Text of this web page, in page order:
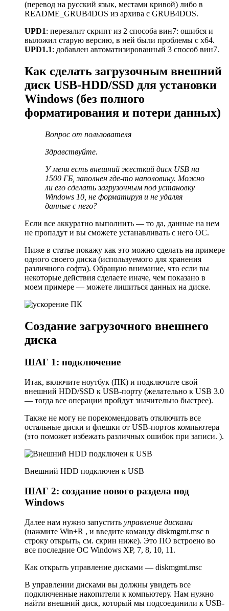
(перевод на русский язык, местами кривой) либо в
README_GRUB4DOS из архива с GRUB4DOS.
UPD1: перезалит скрипт из 2 способа вин7: ошибся и
выложил старую версию, в ней были проблемы с х64.
UPD1.1: добавлен автоматизированный 3 способ вин7.
Как сделать загрузочным внешний
диск USB-HDD/SSD для установки
Windows (без полного
форматирования и потери данных)
Вопрос от пользователя
Здравствуйте.
У меня есть внешний жесткий диск USB на
1500 ГБ, заполнен где-то наполовину. Можно
ли его сделать загрузочным под установку
Windows 10, не форматируя и не удаляя
данные с него?
Если все аккуратно выполнить — то да, данные на нем
не пропадут и вы сможете устанавливать с него ОС.
Ниже в статье покажу как это можно сделать на примере
одного своего диска (используемого для хранения
различного софта). Обращаю внимание, что если вы
некоторые действия сделаете иначе, чем показано в
моем примере — можете лишиться данных на диске.
Создание загрузочного внешнего
диска
ШАГ 1: подключение
Итак, включите ноутбук (ПК) и подключите свой
внешний HDD/SSD к USB-порту (желательно к USB 3.0
— тогда все операции пройдут значительно быстрее).
Также не могу не порекомендовать отключить все
остальные диски и флешки от USB-портов компьютера
(это поможет избежать различных ошибок при записи. ).
Внешний HDD подключен к USB
ШАГ 2: создание нового раздела под
Windows
Далее нам нужно запустить управление дисками
(нажмите Win+R , и введите команду diskmgmt.msc в
строку открыть, см. скрин ниже). Это ПО встроено во
все последние ОС Windows XP, 7, 8, 10, 11.
Как открыть управление дисками — diskmgmt.msc
В управлении дисками вы должны увидеть все
подключенные накопители к компьютеру. Нам нужно
найти внешний диск, который мы подсоединили к USB-